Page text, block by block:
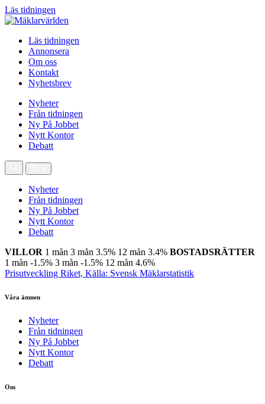
Läs tidningen
Läs tidningen
Annonsera
Om oss
Kontakt
Nyhetsbrev
Nyheter
Från tidningen
Ny På Jobbet
Nytt Kontor
Debatt
Nyheter
Från tidningen
Ny På Jobbet
Nytt Kontor
Debatt
VILLOR 1 mån 3 mån 3.5% 12 mån 3.4% BOSTADSRÄTTER
1 mån -1.5% 3 mån -1.5% 12 mån 4.6%
Prisutveckling Riket, Källa: Svensk Mäklarstatistik
Våra ämnen
Nyheter
Från tidningen
Ny På Jobbet
Nytt Kontor
Debatt
Om